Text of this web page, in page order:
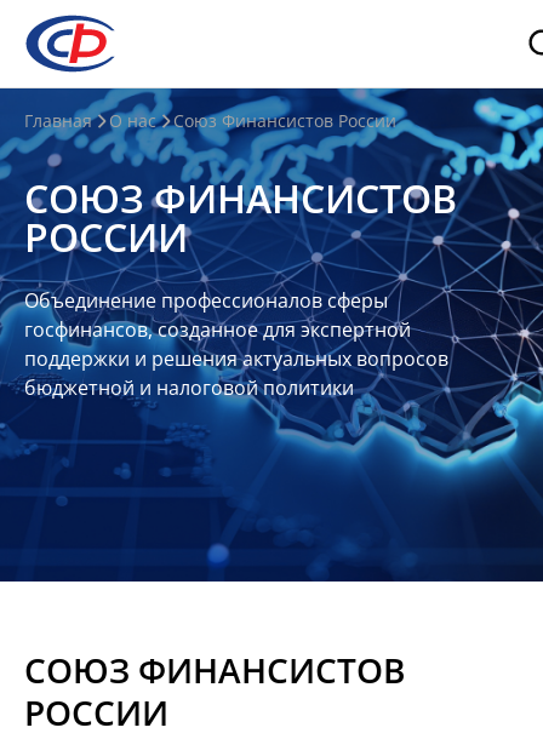
О
нас
О
СФР
Совет
Союза
Участники
Планы
отчеты
Контакты
Материалы
Главная О нас Союз Финансистов России
СОЮЗ ФИНАНСИСТОВ
РОССИИ
Объединение профессионалов сферы
госфинансов, созданное для экспертной
поддержки и решения актуальных вопросов
бюджетной и налоговой политики
СОЮЗ ФИНАНСИСТОВ
РОССИИ